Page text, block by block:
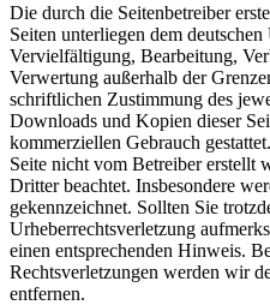
Die durch die Seitenbetreiber
Seiten unterliegen dem
Vervielfältigung, Bearbeitung,
Verwertung außerhalb der
schriftlichen Zustimmung des
Downloads und Kopien dieser
kommerziellen Gebrauch
Seite nicht vom Betreiber erstellt
Dritter beachtet. Insbesondere
gekennzeichnet. Sollten Sie
Urheberrechtsverletzung
einen entsprechenden Hinweis.
Rechtsverletzungen werden wir
entfernen.